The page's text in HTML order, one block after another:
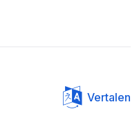
Vertalen